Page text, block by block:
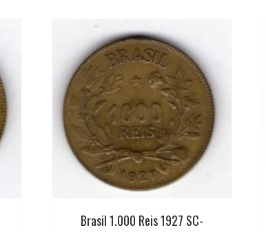
Brasil 1.000 Reis 1927 SC-